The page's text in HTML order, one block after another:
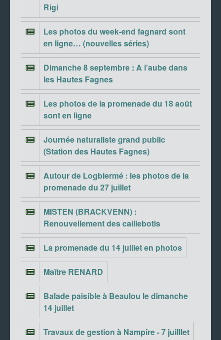
Rigi
Les photos du week-end fagnard sont
en ligne… (nouvelles séries)
Dimanche 8 septembre : A l’aube dans
les Hautes Fagnes
Les photos de la promenade du 18 août
sont en ligne
Journée naturaliste grand public
(Station des Hautes Fagnes)
Autour de Logbiermé : les photos de la
promenade du 27 juillet
MISTEN (BRACKVENN) :
Renouvellement des caillebotis
La promenade du 14 juillet en photos
Maître RENARD
Balade paisible à Beaulou le dimanche
14 juillet
Travaux de gestion à Nampîre - 7 juilllet